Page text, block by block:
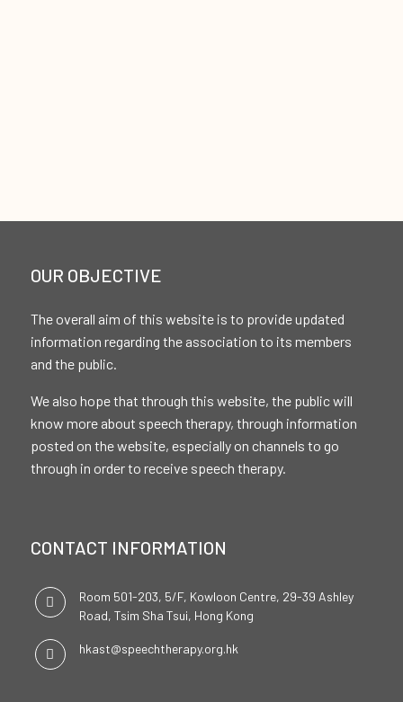
OUR OBJECTIVE
The overall aim of this website is to provide updated
information regarding the association to its members
and the public.
We also hope that through this website, the public will
know more about speech therapy, through information
posted on the website, especially on channels to go
through in order to receive speech therapy.
CONTACT INFORMATION
Room 501-203, 5/F, Kowloon Centre, 29-39 Ashley
Road, Tsim Sha Tsui, Hong Kong
hkast@speechtherapy.org.hk